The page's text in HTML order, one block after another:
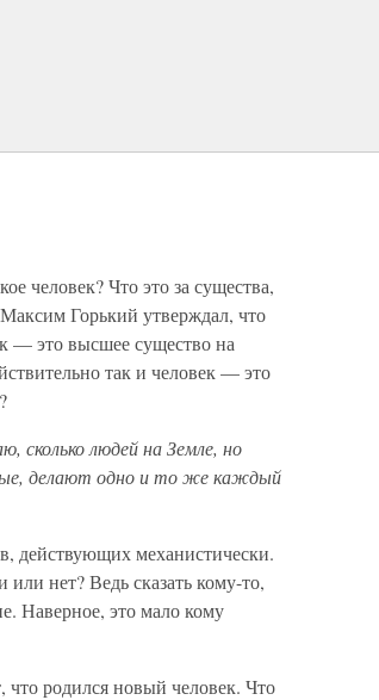
человек? Что это за существа,
Горький утверждал, что
— это высшее существо на
так и человек — это
сколько людей на Земле, но
делают одно и то же каждый
действующих механистически.
нет? Ведь сказать кому-то,
Наверное, это мало кому
что родился новый человек. Что